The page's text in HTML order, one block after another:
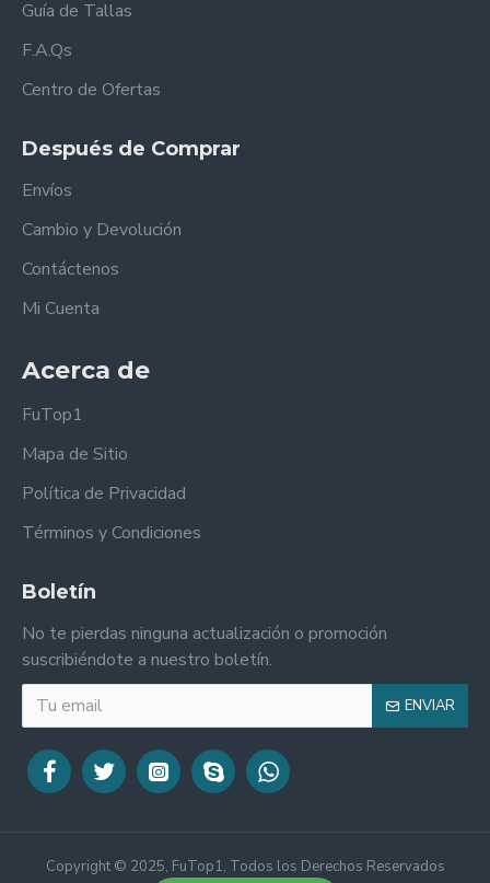
Guía de Tallas
F.A.Qs
Centro de Ofertas
Después de Comprar
Envíos
Cambio y Devolución
Contáctenos
Mi Cuenta
Acerca de
FuTop1
Mapa de Sitio
Política de Privacidad
Términos y Condiciones
Boletín
No te pierdas ninguna actualización o promoción
suscribiéndote a nuestro boletín.
ENVIAR
Copyright © 2025, FuTop1, Todos los Derechos Reservados